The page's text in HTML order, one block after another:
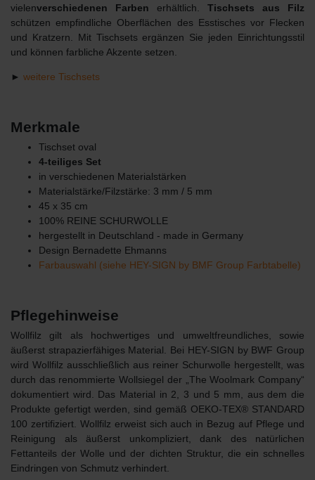
vielenverschiedenen Farben erhältlich. Tischsets aus Filz
schützen empfindliche Oberflächen des Esstisches vor Flecken
und Kratzern. Mit Tischsets ergänzen Sie jeden Einrichtungsstil
und können farbliche Akzente setzen.
► weitere Tischsets
Merkmale
Tischset oval
4-teiliges Set
in verschiedenen Materialstärken
Materialstärke/Filzstärke: 3 mm / 5 mm
45 x 35 cm
100% REINE SCHURWOLLE
hergestellt in Deutschland - made in Germany
Design Bernadette Ehmanns
Farbauswahl (siehe HEY-SIGN by BMF Group Farbtabelle)
Pflegehinweise
Wollfilz gilt als hochwertiges und umweltfreundliches, sowie
äußerst strapazierfähiges Material. Bei HEY-SIGN by BWF Group
wird Wollfilz ausschließlich aus reiner Schurwolle hergestellt, was
durch das renommierte Wollsiegel der „The Woolmark Company“
dokumentiert wird. Das Material in 2, 3 und 5 mm, aus dem die
Produkte gefertigt werden, sind gemäß OEKO-TEX® STANDARD
100 zertifiziert. Wollfilz erweist sich auch in Bezug auf Pflege und
Reinigung als äußerst unkompliziert, dank des natürlichen
Fettanteils der Wolle und der dichten Struktur, die ein schnelles
Eindringen von Schmutz verhindert.